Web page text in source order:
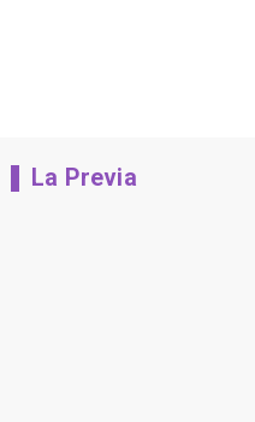
La Previa